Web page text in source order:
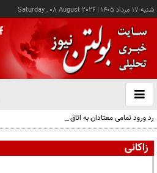
شنبه ۱۷ مرداد ۱۴۰۵ |
Saturday , 08 August 2026
باز
و
رد ورود تمامی معتادان به اتاق‌های مدیریت مصرف؛
زاکانی